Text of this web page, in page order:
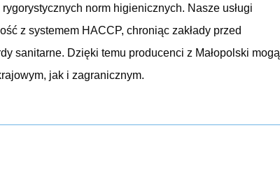
norm higienicznych. Nasze usługi
z systemem HACCP, chroniąc zakłady przed
sanitarne. Dzięki temu producenci z Małopolski mogą
jak i zagranicznym.